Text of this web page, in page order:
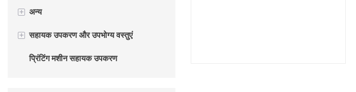
+ अन्य
कप बनाने की मशीन
पैकेट बनाने की मशीन
+ सहायक उपकरण और उपभोग्य वस्तुएं
प्रिंटिंग मशीन उपभोग्य वस्तुएं
प्रिंटिंग मशीन सहायक उपकरण